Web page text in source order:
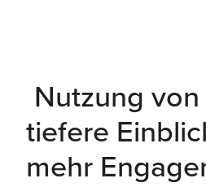
Nutzung
tiefere
mehr